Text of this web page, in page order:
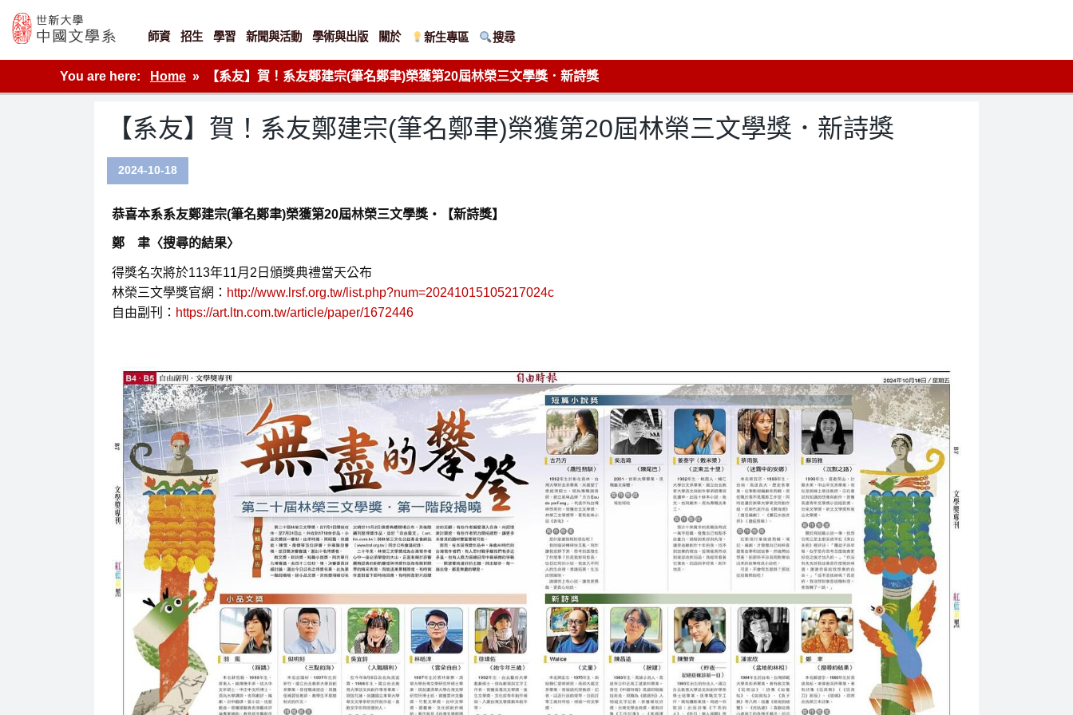
content
世新大學教學單位的網站
師資 招生 學習 新聞與活動 學術與出版 關於 新生專區 搜尋
You are here: Home 【系友】賀！系友鄭建宗(筆名鄭聿)榮獲第20屆林榮三文學獎．新詩獎
【系友】賀！系友鄭建宗(筆名鄭聿)榮獲第20屆林榮三文學獎．新詩獎
2024-10-18
恭喜本系系友鄭建宗(筆名鄭聿)榮獲第20屆林榮三文學獎‧ 【新詩獎】
鄭 聿〈搜尋的結果〉
得獎名次將於113年11月2日頒獎典禮當天公布
林榮三文學獎官網： http://www.lrsf.org.tw/list.php?num=20241015105217024c
自由副刊： https://art.ltn.com.tw/article/paper/1672446